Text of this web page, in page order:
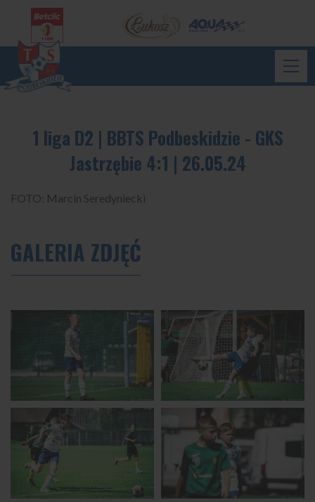
1 liga D2 | BBTS Podbeskidzie - GKS
Jastrzębie 4:1 | 26.05.24
FOTO: Marcin Seredyniecki
GALERIA ZDJĘĆ